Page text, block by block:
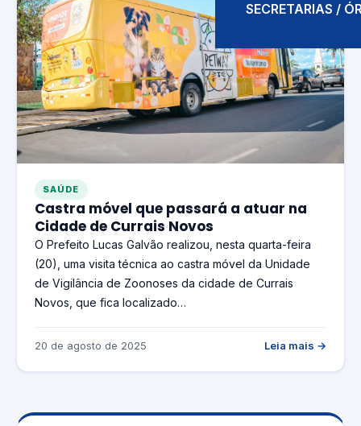
SECRETARIAS /
SAÚDE
Castra móvel que passará a atuar na
Cidade de Currais Novos
O Prefeito Lucas Galvão realizou, nesta quarta-feira
(20), uma visita técnica ao castra móvel da Unidade
de Vigilância de Zoonoses da cidade de Currais
Novos, que fica localizado…
20 de agosto de 2025 Leia mais →